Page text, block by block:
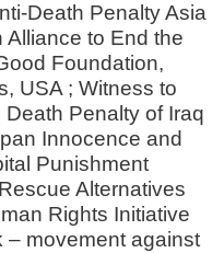
Death Penalty Asia
Alliance to End the
Foundation,
USA ; Witness to
Penalty of Iraq
Innocence and
Punishment
Alternatives
Rights Initiative
– movement against